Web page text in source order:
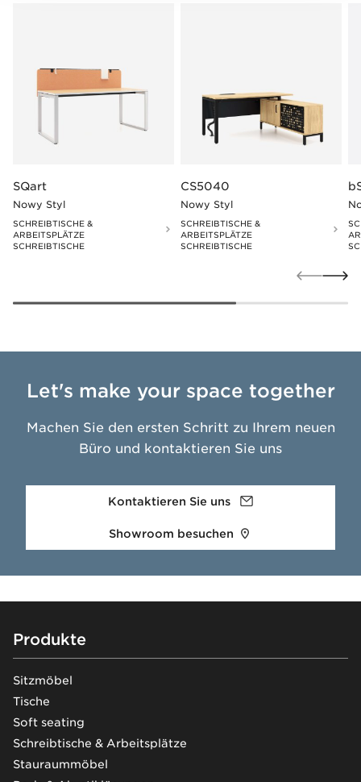
SQart
Nowy Styl
SCHREIBTISCHE &
ARBEITSPLÄTZE
SCHREIBTISCHE
CS5040
Nowy Styl
SCHREIBTISCHE &
ARBEITSPLÄTZE
SCHREIBTISCHE
Let's make your space together
Machen Sie den ersten Schritt zu Ihrem neuen
Büro und kontaktieren Sie uns
Kontaktieren Sie uns
Showroom besuchen
Footer
Produkte
Sitzmöbel
Tische
Soft seating
Schreibtische & Arbeitsplätze
Stauraummöbel